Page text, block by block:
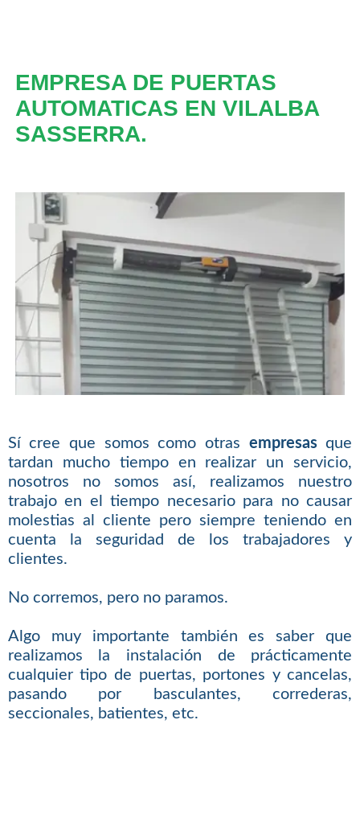
EMPRESA DE PUERTAS
AUTOMATICAS EN VILALBA
SASSERRA.
Sí cree que somos como otras empresasque
tardan mucho tiempo en realizar un servicio,
nosotros no somos así, realizamos nuestro
trabajo en el tiempo necesario para no causar
molestias al cliente pero siempre teniendo en
cuenta la seguridad de los trabajadores y
clientes.
No corremos, pero no paramos.
Algo muy importante también es saber que
realizamos la instalación de prácticamente
cualquier tipo de puertas, portones y cancelas,
pasando por basculantes, correderas,
seccionales, batientes, etc.